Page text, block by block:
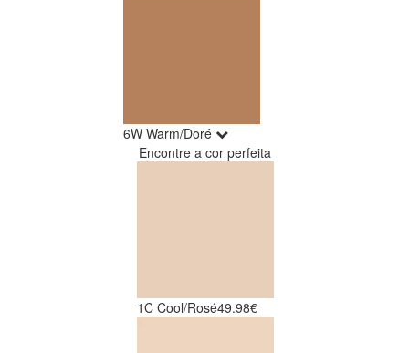
6W Warm/Doré
Encontre a cor perfeita
1C Cool/Rosé49.98€